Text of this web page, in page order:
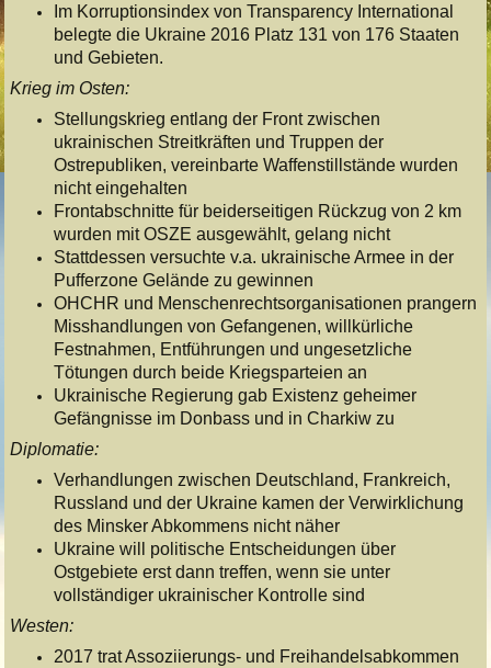
Im Korruptionsindex von Transparency International
belegte die Ukraine 2016 Platz 131 von 176 Staaten
und Gebieten.
Krieg im Osten:
Stellungskrieg entlang der Front zwischen
ukrainischen Streitkräften und Truppen der
Ostrepubliken, vereinbarte Waffenstillstände wurden
nicht eingehalten
Frontabschnitte für beiderseitigen Rückzug von 2 km
wurden mit OSZE ausgewählt, gelang nicht
Stattdessen versuchte v.a. ukrainische Armee in der
Pufferzone Gelände zu gewinnen
OHCHR und Menschenrechtsorganisationen prangern
Misshandlungen von Gefangenen, willkürliche
Festnahmen, Entführungen und ungesetzliche
Tötungen durch beide Kriegsparteien an
Ukrainische Regierung gab Existenz geheimer
Gefängnisse im Donbass und in Charkiw zu
Diplomatie:
Verhandlungen zwischen Deutschland, Frankreich,
Russland und der Ukraine kamen der Verwirklichung
des Minsker Abkommens nicht näher
Ukraine will politische Entscheidungen über
Ostgebiete erst dann treffen, wenn sie unter
vollständiger ukrainischer Kontrolle sind
Westen:
2017 trat Assoziierungs- und Freihandelsabkommen